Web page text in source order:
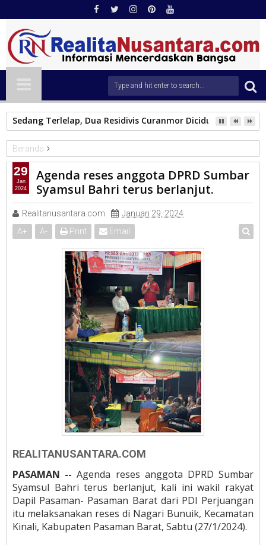
Sedang Terlelap, Dua Residivis Curanmor Diciduk Tim
Beranda
PARLEMEN
Agenda reses anggota DPRD Sumbar Syamsul Bahri terus
berlanjut.
Agenda reses anggota DPRD Sumbar
Syamsul Bahri terus berlanjut.
Realitanusantara.com
Januari 29, 2024
A+ A- Print Email
REALITANUSANTARA.COM
PASAMAN --Agenda reses anggota DPRD Sumbar
Syamsul Bahri terus berlanjut, kali ini wakil rakyat
Dapil Pasaman- Pasaman Barat dari PDI Perjuangan
itu melaksanakan reses di Nagari Bunuik, Kecamatan
Kinali, Kabupaten Pasaman Barat, Sabtu (27/1/2024).
29
Jan
2024